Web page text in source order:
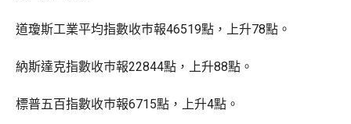
道瓊斯工業平均指數收巿報46519點，上升78點。
納斯達克指數收巿報22844點，上升88點。
標普五百指數收巿報6715點，上升4點。